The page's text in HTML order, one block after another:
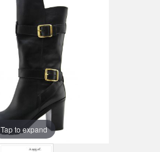
Tap to expand